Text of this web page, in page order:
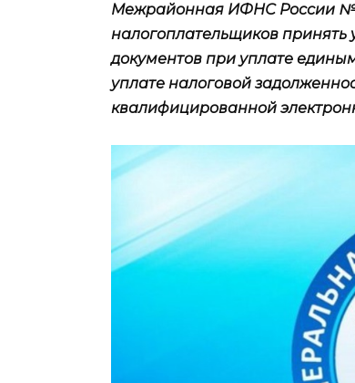
Межрайонная ИФНС России №
налогоплательщиков
документов при уплате
уплате налоговой
квалифицированной